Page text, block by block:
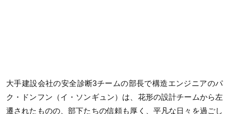
大手建設会社の安全診断3チームの部長で構造エンジニアのパ
ク・ドンフン（イ・ソンギュン）は、花形の設計チームから左
遷されたものの、部下たちの信頼も厚く、平凡な日々を過ごし